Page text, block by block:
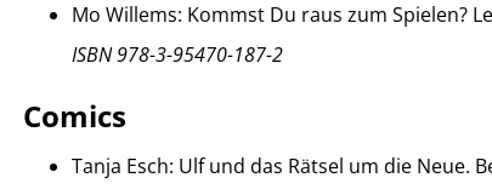
Mo Willems: Kommst Du raus zum Spielen?
ISBN 978-3-95470-187-2
Comics
Tanja Esch: Ulf und das Rätsel um die Neue.